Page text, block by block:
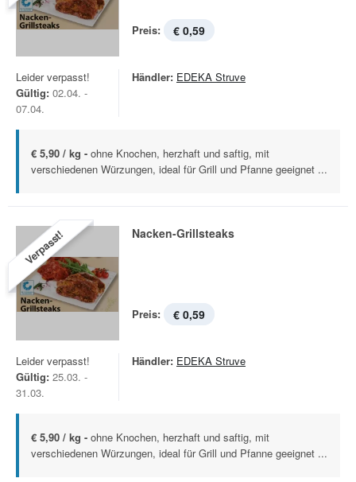
Preis: € 0,59
Leider verpasst!
Gültig: 02.04. -
07.04.
Händler: EDEKA Struve
€ 5,90 / kg - ohne Knochen, herzhaft und saftig, mit
verschiedenen Würzungen, ideal für Grill und Pfanne geeignet ...
Verpasst! Nacken-Grillsteaks
Preis: € 0,59
Leider verpasst!
Gültig: 25.03. -
31.03.
Händler: EDEKA Struve
€ 5,90 / kg - ohne Knochen, herzhaft und saftig, mit
verschiedenen Würzungen, ideal für Grill und Pfanne geeignet ...